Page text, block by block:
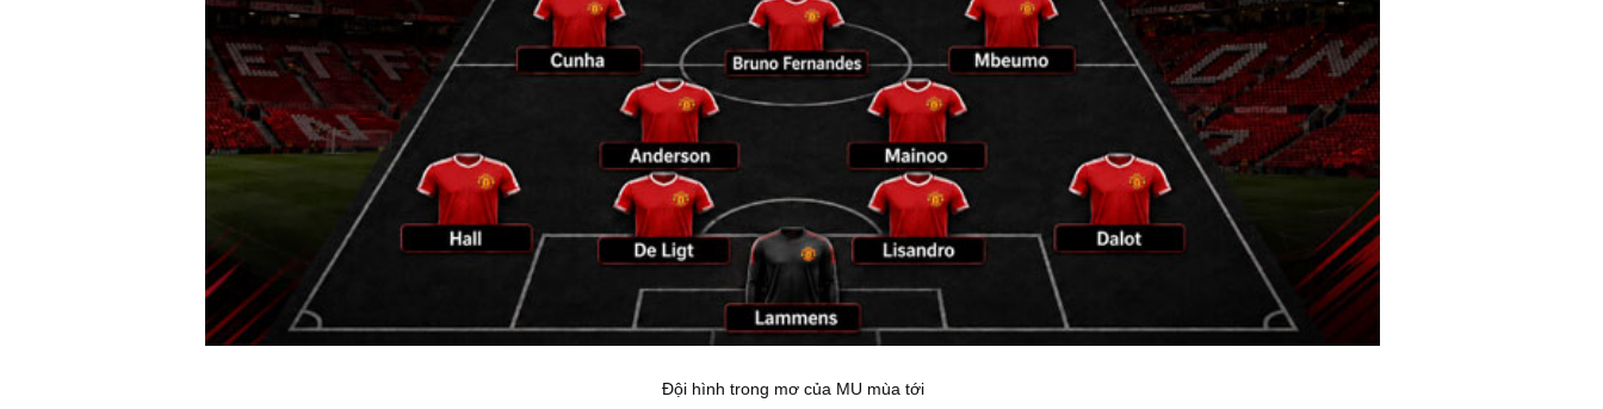
Đội hình trong mơ của MU mùa tới